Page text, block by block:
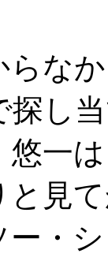
な
探し
一
見
・